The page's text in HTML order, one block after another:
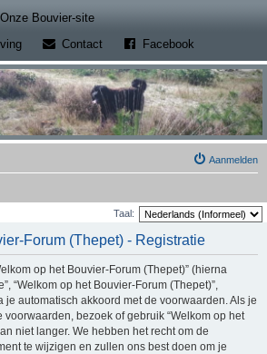
Onze Bouvier-site(Opens a new tab)
Contact(Opens a new tab)
Facebook
Aanmelden
Taal:
Forum (Thepet) - Registratie
op het Bouvier-Forum (Thepet)” (hierna
“Welkom op het Bouvier-Forum (Thepet)”,
je automatisch akkoord met de voorwaarden. Als je
voorwaarden, bezoek of gebruik “Welkom op het
niet langer. We hebben het recht om de
te wijzigen en zullen ons best doen om je